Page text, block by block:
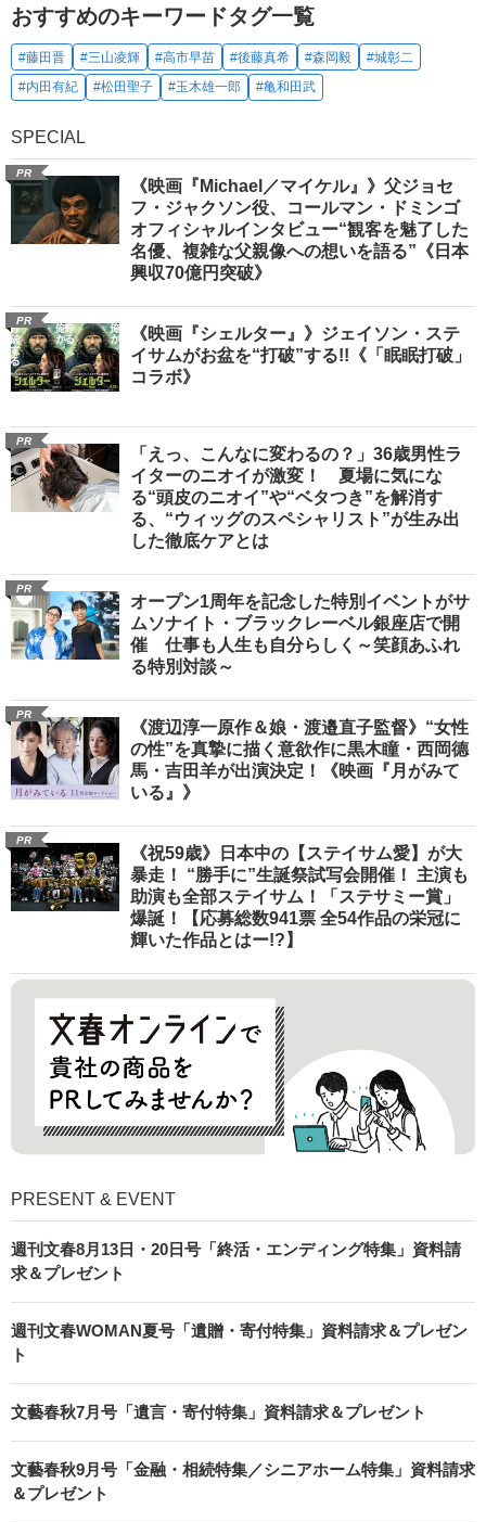
おすすめのキーワードタグ一覧
#藤田晋 #三山凌輝 #高市早苗 #後藤真希 #森岡毅
#城彰二
#内田有紀
#松田聖子 #玉木雄一郎 #亀和田武
SPECIAL
PR
《映画『Michael／マイケル』》父ジョセ
フ・ジャクソン役、コールマン・ドミンゴ
オフィシャルインタビュー“観客を魅了した
名優、複雑な父親像への想いを語る”《日本
興収70億円突破》
PR
《映画『シェルター』》ジェイソン・ステ
イサムがお盆を“打破”する!!《「眠眠打破」
コラボ》
PR
「えっ、こんなに変わるの？」36歳男性ラ
イターのニオイが激変！ 夏場に気にな
る“頭皮のニオイ”や“ベタつき”を解消す
る、“ウィッグのスペシャリスト”が生み出
した徹底ケアとは
PR
オープン1周年を記念した特別イベントがサ
ムソナイト・ブラックレーベル銀座店で開
催 仕事も人生も自分らしく～笑顔あふれ
る特別対談～
PR
《渡辺淳一原作＆娘・渡邉直子監督》“女性
の性”を真摯に描く意欲作に黒木瞳・西岡德
馬・吉田羊が出演決定！《映画『月がみて
いる』》
PR
《祝59歳》日本中の【ステイサム愛】が大
暴走！ “勝手に”生誕祭試写会開催！ 主演も
助演も全部ステイサム！「ステサミー賞」
爆誕！【応募総数941票 全54作品の栄冠に
輝いた作品とはー!?】
PRESENT & EVENT
週刊文春8月13日・20日号「終活・エンディング特集」資料請
求＆プレゼント
週刊文春WOMAN夏号「遺贈・寄付特集」資料請求＆プレゼン
ト
文藝春秋7月号「遺言・寄付特集」資料請求＆プレゼント
文藝春秋9月号「金融・相続特集／シニアホーム特集」資料請求
＆プレゼント